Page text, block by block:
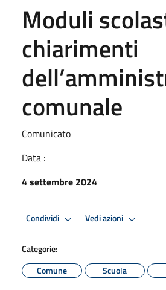
Moduli
chiarimenti
comunale
Comunicato
Data :
4 settembre 2024
Condividi Vedi azioni
Categorie:
Comune
Scuola